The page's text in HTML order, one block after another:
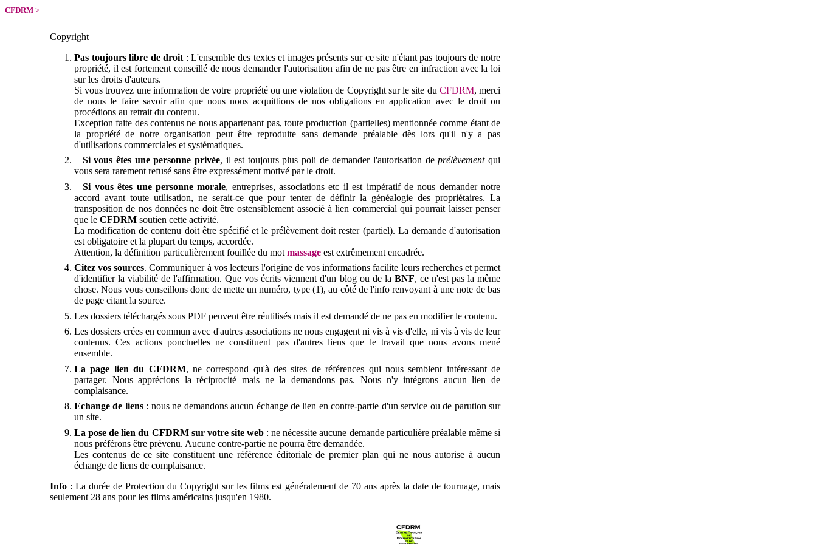
CFDRM >
Copyright
Pas toujours libre de droit : L'ensemble des textes et images présents sur ce site n'étant pas toujours de notre
propriété, il est fortement conseillé de nous demander l'autorisation afin de ne pas être en infraction avec la loi
sur les droits d'auteurs.
Si vous trouvez une information de votre propriété ou une violation de Copyright sur le site du CFDRM, merci
de nous le faire savoir afin que nous nous acquittionsde nos obligations en application avec le droit ou
procédions au retrait du contenu.
Exception faite des contenus ne nous appartenant pas, toute production (partielles) mentionnée comme étant de
la propriété de notre organisation peut être reproduite sans demande préalable dès lors qu'il n'y a pas
d'utilisations commerciales et systématiques.
– Si vous êtes une personne privée, il est toujours plus poli de demander l'autorisation deprélèvementqui
vous sera rarement refusé sans être expressément motivé par le droit.
–Si vous êtes une personne morale, entreprises, associations etc il est impératif de nous demander notre
accord avant toute utilisation, ne serait-ce que pour tenter de définir la généalogie des propriétaires. La
transposition de nos données ne doit être ostensiblement associé à lien commercial qui pourrait laisser penser
que le CFDRM soutien cette activité.
La modification de contenu doit être spécifié et le prélèvement doit rester (partiel). La demande d'autorisation
est obligatoire et la plupart du temps, accordée.
Attention, la définition particulièrement fouillée du mot massage est extrêmement encadrée.
Citez vos sources. Communiquer à vos lecteurs l'origine de vos informations facilite leurs recherches et permet
d'identifier la viabilité de l'affirmation. Que vos écrits viennent d'un blog ou de la BNF, ce n'est pas la même
chose. Nous vous conseillons donc de mette un numéro, type (1), au côté de l'info renvoyant à une note de bas
de page citant la source.
Les dossiers téléchargés sous PDF peuvent être réutilisés mais il est demandé de ne pas en modifier le contenu.
Les dossiers crées en commun avec d'autres associations ne nous engagent ni vis à vis d'elle, ni vis à vis de leur
contenus. Ces actions ponctuelles ne constituent pas d'autres liens que le travail que nous avons mené
ensemble.
La page lien du CFDRM, ne correspond qu'à des sites de références qui nous semblent intéressant de
partager. Nous apprécions la réciprocité mais ne la demandons pas. Nous n'y intégrons aucun lien de
complaisance.
Echange de liens: nous ne demandons aucun échange de lien en contre-partie d'un service ou de parution sur
un site.
La pose de lien du CFDRM sur votre site web : ne nécessite aucune demande particulière préalable même si
nous préférons être prévenu. Aucune contre-partie ne pourra être demandée.
Les contenus de ce site constituent une référence éditoriale de premier plan qui ne nous autorise à aucun
échange de liens de complaisance.
Info : La durée de Protection du Copyright sur les films est généralement de 70 ans après la date de tournage, mais
seulement 28 ans pour les films américains jusqu'en 1980.